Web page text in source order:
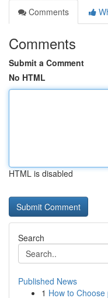
Comments
Comments
Submit a Comment
No HTML
HTML is disabled
Search
Published News
1 How to